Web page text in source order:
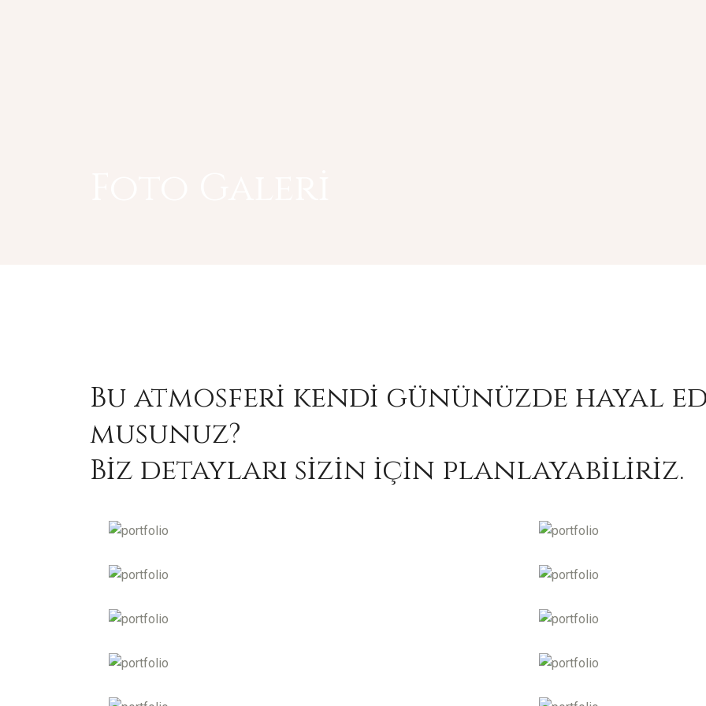
Bu atmosferi kendi gününüzde hayal
musunuz?
Biz detayları sizin için planlayabiliriz.